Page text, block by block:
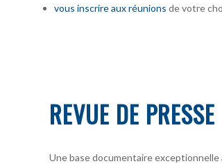
vous inscrireaux réunions de votre
REVUE DE PRESSE
Une base documentaire exceptionnelle